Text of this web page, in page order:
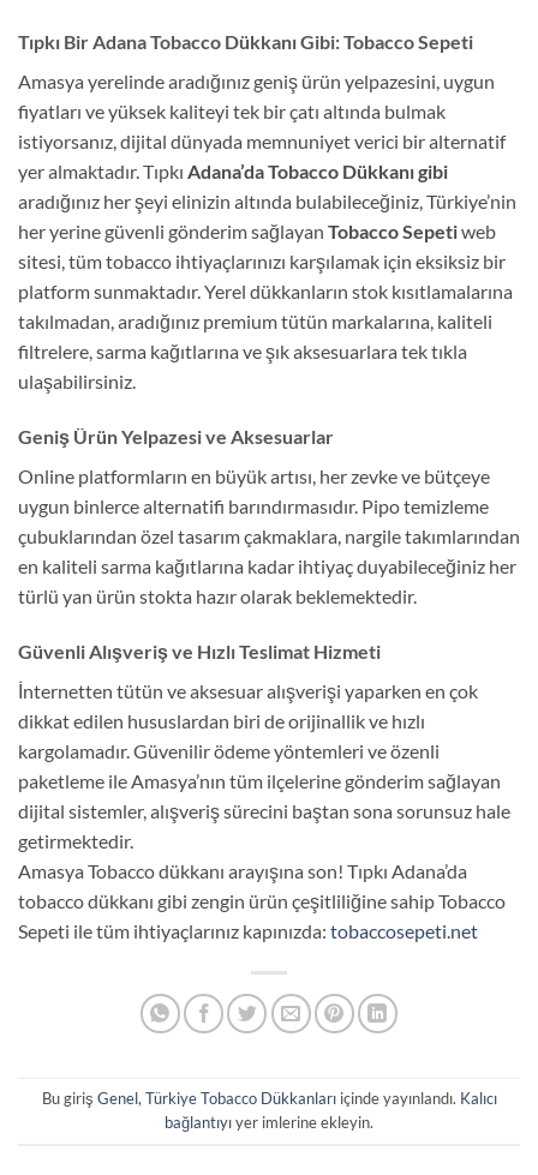
Tıpkı Bir Adana Tobacco Dükkanı Gibi: Tobacco Sepeti
Amasya yerelinde aradığınız geniş ürün yelpazesini, uygun
fiyatları ve yüksek kaliteyi tek bir çatı altında bulmak
istiyorsanız, dijital dünyada memnuniyet verici bir alternatif
yer almaktadır. Tıpkı Adana’da Tobacco Dükkanı gibi
aradığınız her şeyi elinizin altında bulabileceğiniz, Türkiye’nin
her yerine güvenli gönderim sağlayan Tobacco Sepetiweb
sitesi, tüm tobacco ihtiyaçlarınızı karşılamak için eksiksiz bir
platform sunmaktadır. Yerel dükkanların stok kısıtlamalarına
takılmadan, aradığınız premium tütün markalarına, kaliteli
filtrelere, sarma kağıtlarına ve şık aksesuarlara tek tıkla
ulaşabilirsiniz.
Geniş Ürün Yelpazesi ve Aksesuarlar
Online platformların en büyük artısı, her zevke ve bütçeye
uygun binlerce alternatifi barındırmasıdır. Pipo temizleme
çubuklarından özel tasarım çakmaklara, nargile takımlarından
en kaliteli sarma kağıtlarına kadar ihtiyaç duyabileceğiniz her
türlü yan ürün stokta hazır olarak beklemektedir.
Güvenli Alışveriş ve Hızlı Teslimat Hizmeti
İnternetten tütün ve aksesuar alışverişi yaparken en çok
dikkat edilen hususlardan biri de orijinallik ve hızlı
kargolamadır. Güvenilir ödeme yöntemleri ve özenli
paketleme ile Amasya’nın tüm ilçelerine gönderim sağlayan
dijital sistemler, alışveriş sürecini baştan sona sorunsuz hale
getirmektedir.
Amasya Tobacco dükkanı arayışına son! Tıpkı Adana’da
tobacco dükkanı gibi zengin ürün çeşitliliğine sahip Tobacco
Sepeti ile tüm ihtiyaçlarınız kapınızda: tobaccosepeti.net
Bu giriş Genel,Türkiye Tobacco Dükkanlarıiçinde yayınlandı. Kalıcı
bağlantıyıyer imlerine ekleyin.